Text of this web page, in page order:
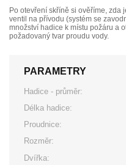
Po otevření skříně si ověříme, zda
ventil na přívodu (systém se
množství hadice k místu požáru a
požadovaný tvar proudu vody.
PARAMETRY
Hadice - průměr:
Délka hadice:
Proudnice:
Rozměr:
Dvířka: